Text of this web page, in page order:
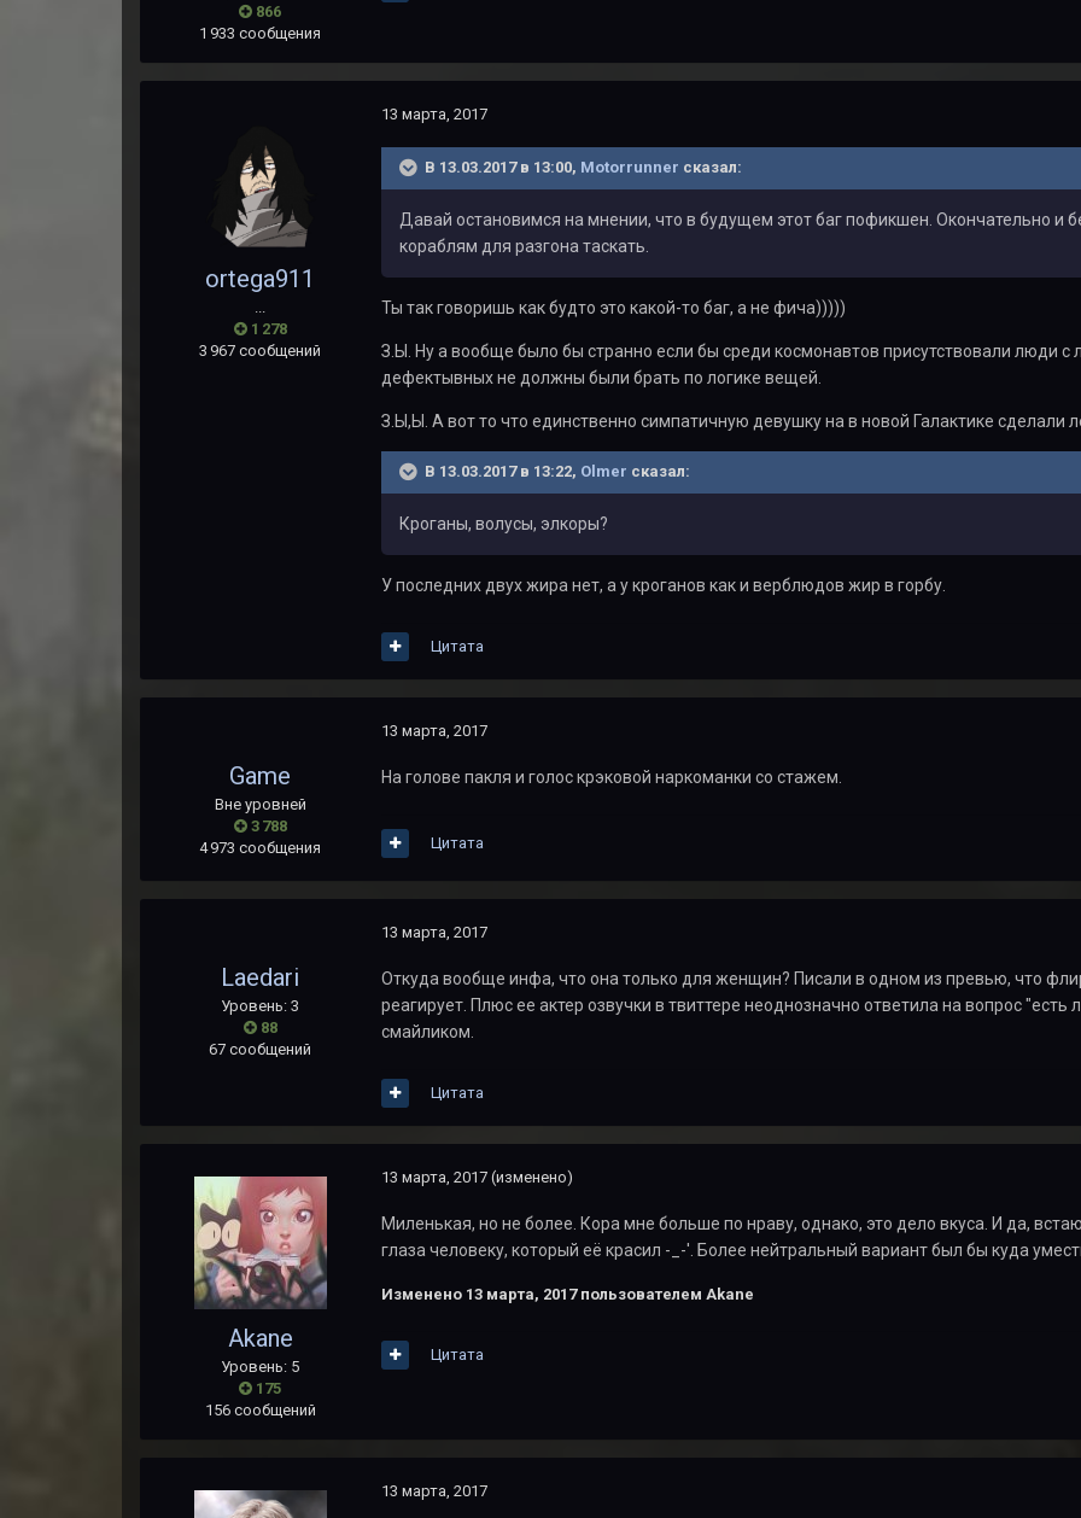
866
1 933 сообщения
ortega911
1 278
3 967 сообщений
13 марта, 2017
В 13.03.2017 в 13:00, Motorrunner сказал:
Давай остановимся на мнении, что в будущем этот баг пофикшен. Окончательно и
кораблям для разгона таскать.
Ты так говоришь как будто это какой-то баг, а не фича)))))
З.Ы. Ну а вообще было бы странно если бы среди космонавтов присутствовали люди
дефектывных не должны были брать по логике вещей.
З.Ы,Ы. А вот то что единственно симпатичную девушку на в новой Галактике сделали
В 13.03.2017 в 13:22, Olmer сказал:
Кроганы, волусы, элкоры?
У последних двух жира нет, а у кроганов как и верблюдов жир в горбу.
Цитата
Game
Вне уровней
3 788
4 973 сообщения
13 марта, 2017
На голове пакля и голос крэковой наркоманки со стажем.
Цитата
Laedari
Уровень: 3
88
67 сообщений
13 марта, 2017
Откуда вообще инфа, что она только для женщин? Писали в одном из превью, что
реагирует. Плюс ее актер озвучки в твиттере неоднозначно ответила на вопрос
смайликом.
Цитата
Akane
Уровень: 5
175
156 сообщений
13 марта, 2017 (изменено)
Миленькая, но не более. Кора мне больше по нраву, однако, это дело вкуса. И да,
глаза человеку, который её красил -_-'. Более нейтральный вариант был бы куда
Изменено 13 марта, 2017пользователем Akane
Цитата
13 марта, 2017